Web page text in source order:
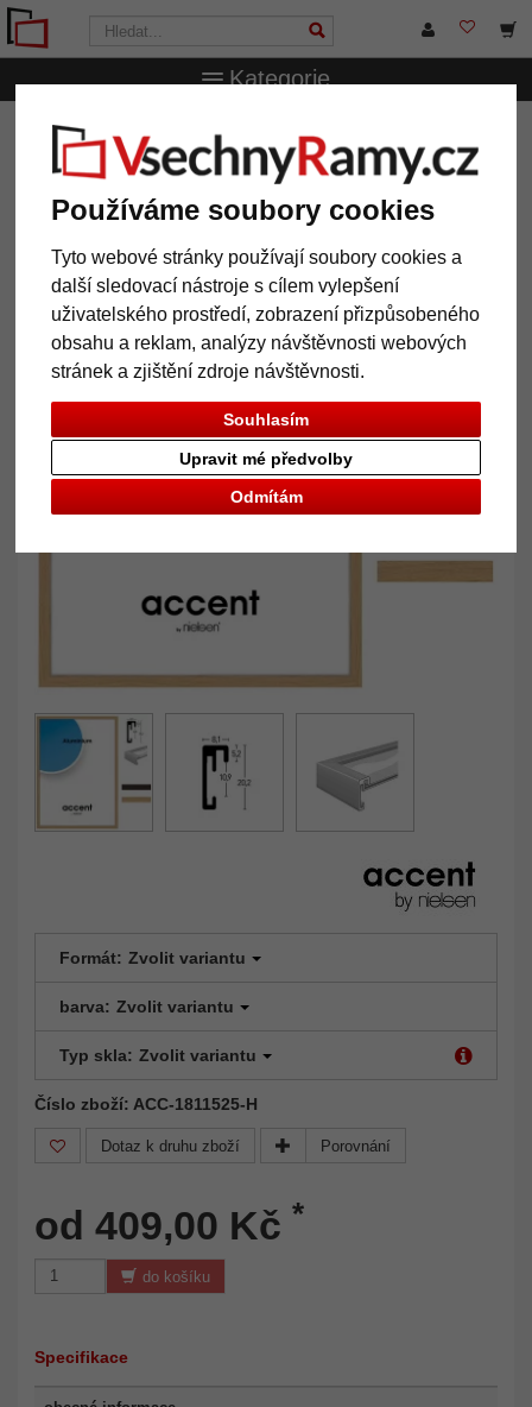
Používáme soubory cookies
Tyto webové stránky používají soubory cookies a
další sledovací nástroje s cílem vylepšení
uživatelského prostředí, zobrazení přizpůsobeného
obsahu a reklam, analýzy návštěvnosti webových
stránek a zjištění zdroje návštěvnosti.
Souhlasím
Odmítám
Upravit mé předvolby
Kategorie
VsechnRamy.cz Značky accent
Hliníkový rám Duo
Zpět
Formát: Zvolit variantu
barva: Zvolit variantu
Typ skla: Zvolit variantu
Číslo zboží: ACC-1811525-H
Dotaz k druhu zboží Porovnání
od 409,00 Kč *
do košíku
Specifikace